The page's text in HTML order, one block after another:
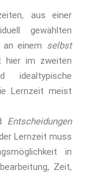
aus einer
gewählten
einem selbst
hier im zweiten
Lernzeit meist
Entscheidungen
Lernzeit muss
in
Zeit,